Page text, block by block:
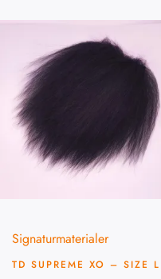
Signaturmaterialer
TD SUPREME XO – SIZE L